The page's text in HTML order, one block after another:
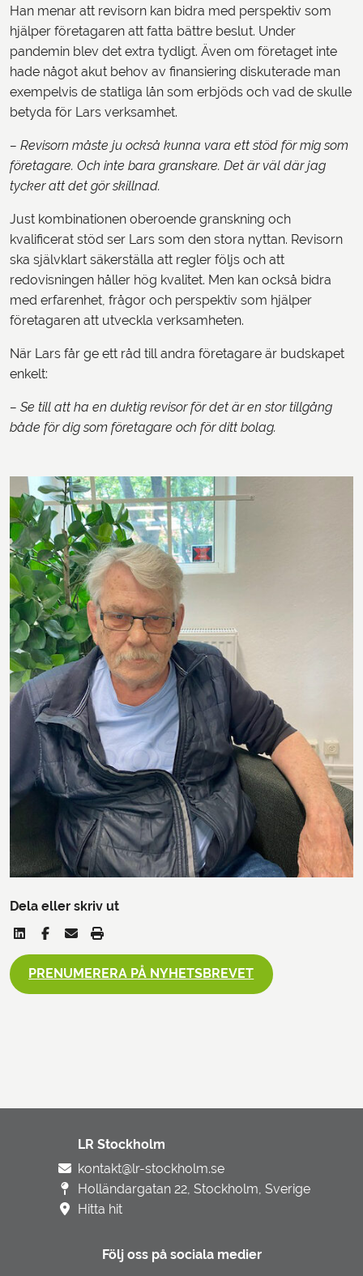
Han menar att revisorn kan bidra med perspektiv som
hjälper företagaren att fatta bättre beslut. Under
pandemin blev det extra tydligt. Även om företaget inte
hade något akut behov av finansiering diskuterade man
exempelvis de statliga lån som erbjöds och vad de skulle
betyda för Lars verksamhet.
– Revisorn måste ju också kunna vara ett stöd för mig som
företagare. Och inte bara granskare. Det är väl där jag
tycker att det gör skillnad.
Just kombinationen oberoende granskning och
kvalificerat stöd ser Lars som den stora nyttan. Revisorn
ska självklart säkerställa att regler följs och att
redovisningen håller hög kvalitet. Men kan också bidra
med erfarenhet, frågor och perspektiv som hjälper
företagaren att utveckla verksamheten.
När Lars får ge ett råd till andra företagare är budskapet
enkelt:
– Se till att ha en duktig revisor för det är en stor tillgång
både för dig som företagare och för ditt bolag.
Dela eller skriv ut
PRENUMERERA PÅ NYHETSBREVET
LR Stockholm
kontakt@lr-stockholm.se
Holländargatan 22, Stockholm, Sverige
Hitta hit
Följ oss på sociala medier